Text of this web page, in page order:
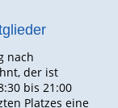
nach
der ist
bis 21:00
Platzes eine